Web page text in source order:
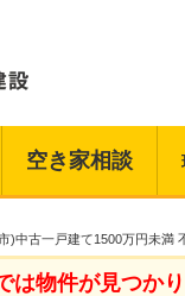
空き家相談
)中古一戸建て1500万円未満
は物件が見つかり